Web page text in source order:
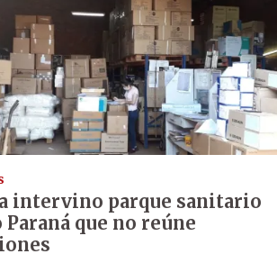
intervino parque sanitario
que no reúne